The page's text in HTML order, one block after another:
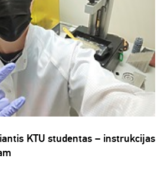
KTU studentas – instrukcijas